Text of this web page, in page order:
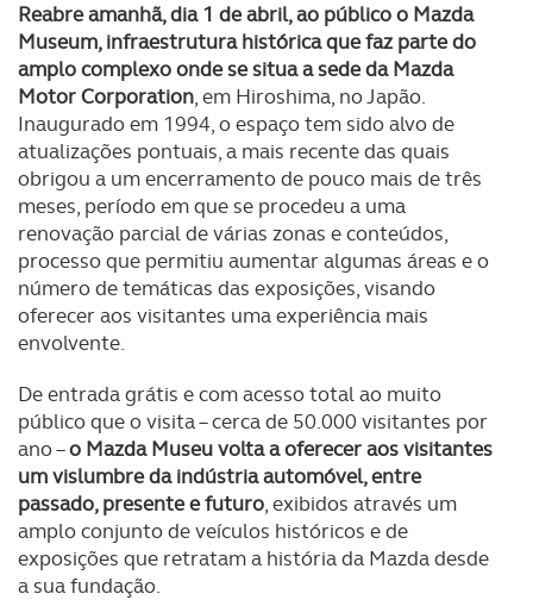
Reabre amanhã, dia 1 de abril, ao público o Mazda
Museum, infraestrutura histórica que faz parte do
amplo complexo onde se situa a sede da Mazda
Motor Corporation, em Hiroshima, no Japão.
Inaugurado em 1994, o espaço tem sido alvo de
atualizações pontuais, a mais recente das quais
obrigou a um encerramento de pouco mais de três
meses, período em que se procedeu a uma
renovação parcial de várias zonas e conteúdos,
processo que permitiu aumentar algumas áreas e o
número de temáticas das exposições, visando
oferecer aos visitantes uma experiência mais
envolvente.
De entrada grátis e com acesso total ao muito
público que o visita – cerca de 50.000 visitantes por
ano –o Mazda Museu volta a oferecer aos visitantes
um vislumbre da indústria automóvel, entre
passado, presente e futuro, exibidos através um
amplo conjunto de veículos históricos e de
exposições que retratam a história da Mazda desde
a sua fundação.